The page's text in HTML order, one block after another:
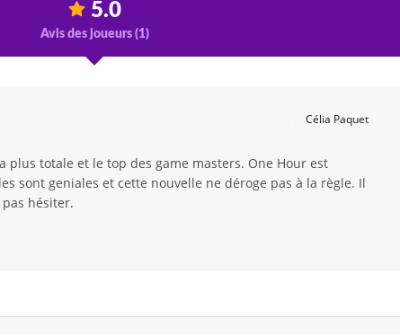
5.0
Avis des joueurs (1)
Célia Paquet
plus totale et le top des game masters. One Hour est
sont geniales et cette nouvelle ne déroge pas à la règle. Il
hésiter.